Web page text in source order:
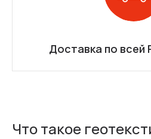
Доставка по всей
Что такое